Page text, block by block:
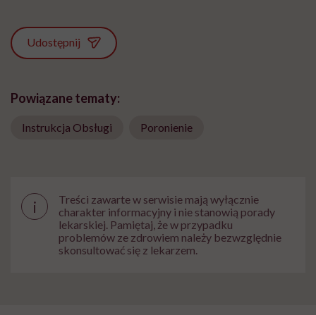
Udostępnij
Powiązane tematy:
Instrukcja Obsługi Poronienie
i
Treści zawarte w serwisie mają wyłącznie
charakter informacyjny i nie stanowią porady
lekarskiej. Pamiętaj, że w przypadku
problemów ze zdrowiem należy bezwzględnie
skonsultować się z lekarzem.